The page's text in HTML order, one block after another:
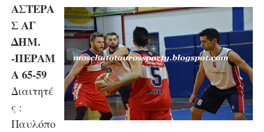
ΑΣΤΕΡΑ
Σ ΑΓ
ΔΗΜ.
-ΠΕΡΑΜ
Α 65-59
Διαιτητέ
ς :
Παυλόπο